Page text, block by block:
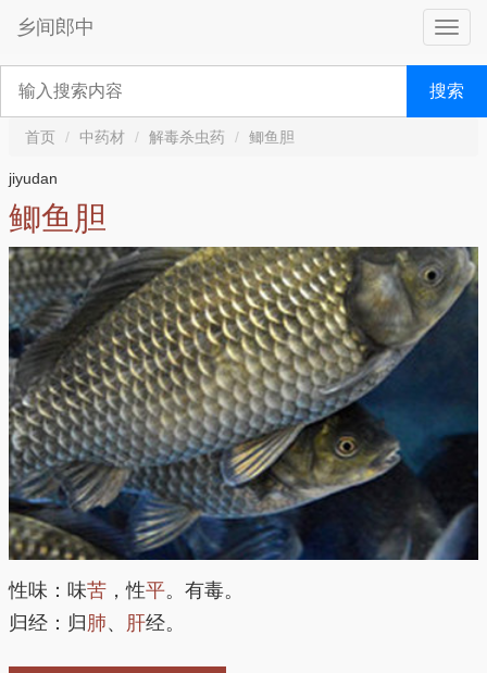
乡间郎中
搜索
首页 中药材 解毒杀虫药 鲫鱼胆
jiyudan
鲫鱼胆
性味：味苦 ，性平。有毒。
归经：归 肺、 肝经。